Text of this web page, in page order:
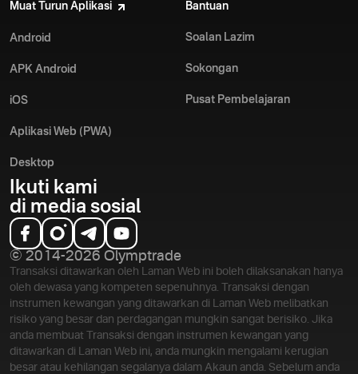
Muat Turun Aplikasi
Android
APK Android
iOS
Aplikasi Web (PWA)
Desktop
Bantuan
Soalan Lazim
Sokongan
Pusat Pembelajaran
Ikuti kami
di media sosial
© 2014-2026 Olymptrade
Transaksi ditawarkan oleh Laman Web ini boleh dilaksanakan hanya
oleh dewasa yang kompeten sepenuhnya. Transaksi dengan
instrumen kewangan yang ditawarkan di Laman Web melibatkan
risiko yang besar dan perdagangan mungkin sangat berisiko. Jika
anda membuat Transaksi dengan instrumen kewangan yang
ditawarkan di Laman Web ini, anda mungkin mengalami kerugian
besar atau kehilangan segalanya dalam Akaun anda. Sebelum anda